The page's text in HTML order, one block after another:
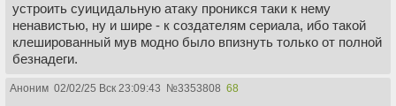
устроить суицидальную атаку проникся таки к нему
ненавистью, ну и шире - к создателям сериала, ибо такой
клешированный мув модно было впизнуть только от полной
безнадеги.
Аноним 02/02/25 Вск 23:09:43 №3353808 68